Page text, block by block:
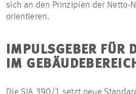
sich an den Prinzipien der Netto-
orientieren.
IMPULSGEBER FÜR
IM GEBÄUDEBEREICH
Die SIA 390/1 setzt neue